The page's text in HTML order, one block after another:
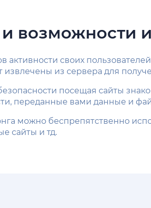
возможности
активности своих
из сервера для
посещая сайты
переданные вами данные и
можно беспрепятственно
сайты и тд.